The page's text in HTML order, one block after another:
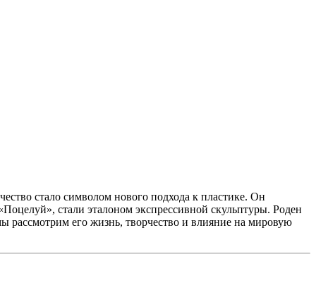
стало символом нового подхода к пластике. Он
стали эталоном экспрессивной скульптуры. Роден
рассмотрим его жизнь, творчество и влияние на мировую